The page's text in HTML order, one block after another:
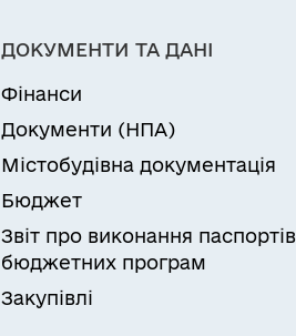
ДОКУМЕНТИ ТА ДАНІ
Фінанси
Документи (НПА)
Містобудівна документація
Бюджет
Звіт про виконання паспортів
бюджетних програм
Закупівлі